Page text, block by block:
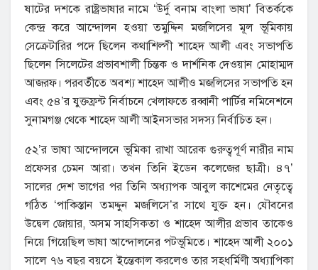
ষাটের দশকে রাষ্ট্রভাষার নামে ‘উর্দু বনাম বাংলা ভাষা’ বিতর্ককে
কেন্দ্র করে আন্দোলন হওয়া তমুদ্দিন মজলিসের মূল ভূমিকায়
সেক্রেটারির পদে ছিলেন কথাশিল্পী শাহেদ আলী এবং সভাপতি
ছিলেন সিলেটের প্রভাবশালী চিন্তক ও দার্শনিক দেওয়ান মোহাম্মদ
আজরফ। পরবর্তীতে অবশ্য শাহেদ আলীও মজলিসের সভাপতি হন
এবং ৫৪’র যুক্তফ্রন্ট নির্বাচনে খেলাফতে রব্বানী পার্টির নমিনেশনে
সুনামগঞ্জ থেকে শাহেদ আলী আইনসভার সদস্য নির্বাচিত হন।
৫২’র ভাষা আন্দোলনে ভূমিকা রাখা আরেক গুরুত্বপূর্ণ নারীর নাম
প্রফেসর চেমন আরা। তখন তিনি ইডেন কলেজের ছাত্রী। ৪৭’
সালের দেশ ভাগের পর তিনি অধ্যাপক আবুল কাশেমের নেতৃত্বে
গঠিত ‘পাকিস্তান তমদ্দুন মজলিসে’র সাথে যুক্ত হন। যৌবনের
উদ্বেল জোয়ার, অসম সাহসিকতা ও শাহেদ আলীর প্রভাব তাকেও
নিয়ে গিয়েছিল ভাষা আন্দোলনের পটভূমিতে। শাহেদ আলী ২০০১
সালে ৭৬ বছর বয়সে ইন্তেকাল করলেও তার সহধর্মিণী অধ্যাপিকা